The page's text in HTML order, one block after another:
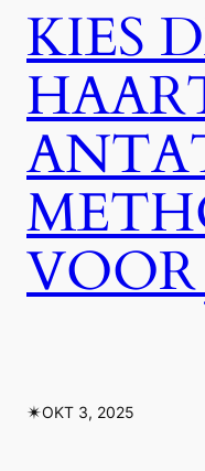
KIES
✴︎OKT 3, 2025